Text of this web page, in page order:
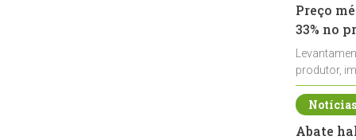
Preço
33% no
produtor,
de leite cru
Abate